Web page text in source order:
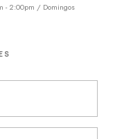
- 2:00pm / Domingos